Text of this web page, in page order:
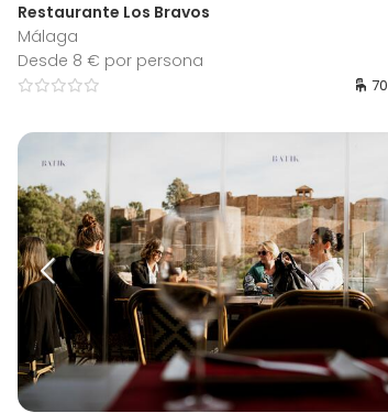
Restaurante Los Bravos
Málaga
Desde 8 € por persona
70